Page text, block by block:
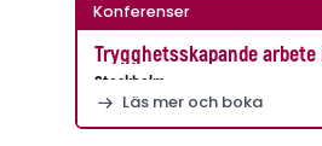
Konferenser
Trygghetsskapande arbete
Stockholm
Läs mer och boka